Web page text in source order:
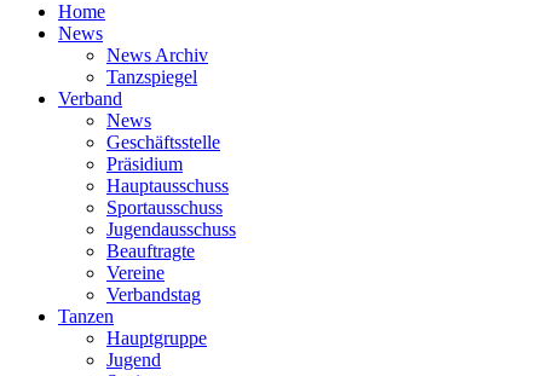
Home
News
News Archiv
Tanzspiegel
Verband
News
Geschäftsstelle
Präsidium
Hauptausschuss
Sportausschuss
Jugendausschuss
Beauftragte
Vereine
Verbandstag
Tanzen
Hauptgruppe
Jugend